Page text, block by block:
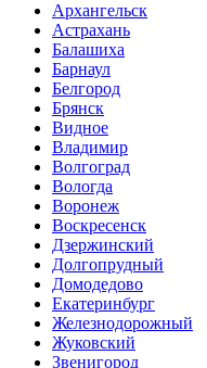
Архангельск
Астрахань
Балашиха
Барнаул
Белгород
Брянск
Видное
Владимир
Волгоград
Вологда
Воронеж
Воскресенск
Дзержинский
Долгопрудный
Домодедово
Екатеринбург
Железнодорожный
Жуковский
Звенигород